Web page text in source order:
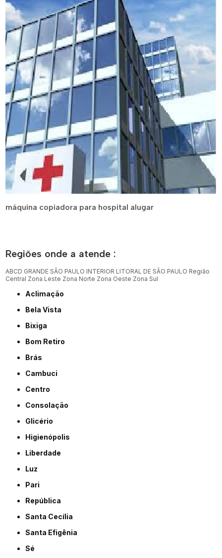
máquina copiadora para hospital alugar
Regiões onde a atende :
ABCD GRANDE SÃO PAULO INTERIOR LITORAL DE SÃO PAULO Região
Central Zona Leste Zona Norte Zona Oeste Zona Sul
Aclimação
Bela Vista
Bixiga
Bom Retiro
Brás
Cambuci
Centro
Consolação
Glicério
Higienópolis
Liberdade
Luz
Pari
República
Santa Cecília
Santa Efigênia
Sé